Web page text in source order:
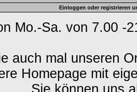
Einloggen oder registrieren
Mo.-Sa. von 7.00 -
auch mal unseren
Homepage mit
Sie können uns